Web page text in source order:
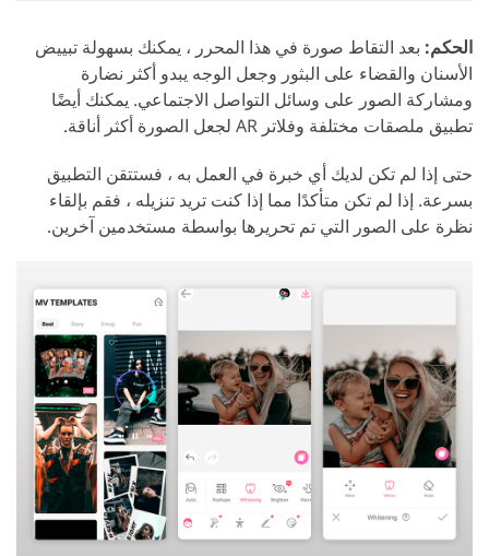
الحكم: بعد التقاط صورة في هذا المحرر ، يمكنك بسهولة تبييض
الأسنان والقضاء على البثور وجعل الوجه يبدو أكثر نضارة
ومشاركة الصور على وسائل التواصل الاجتماعي. يمكنك أيضًا
تطبيق ملصقات مختلفة وفلاتر AR لجعل الصورة أكثر أناقة.
حتى إذا لم تكن لديك أي خبرة في العمل به ، فستتقن التطبيق
بسرعة. إذا لم تكن متأكدًا مما إذا كنت تريد تنزيله ، فقم بإلقاء
نظرة على الصور التي تم تحريرها بواسطة مستخدمين آخرين.